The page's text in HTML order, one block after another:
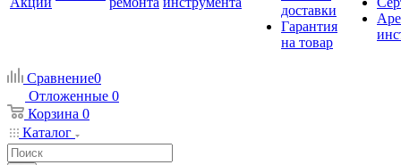
доставки
Гарантия
на товар
Сравнение0
Отложенные 0
Корзина 0
Каталог